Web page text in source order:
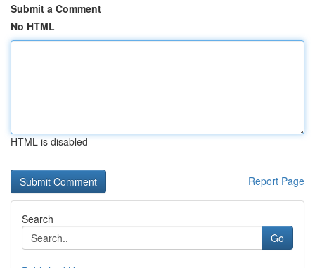
Submit a Comment
No HTML
HTML is disabled
Report Page
Search
Go